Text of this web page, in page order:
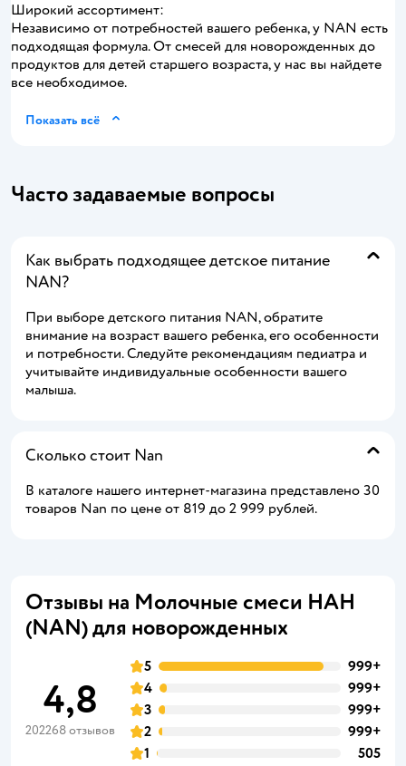
Широкий ассортимент:
Независимо от потребностей вашего ребенка, у NAN есть
подходящая формула. От смесей для новорожденных до
продуктов для детей старшего возраста, у нас вы найдете
все необходимое.
Показать всё
Часто задаваемые вопросы
Как выбрать подходящее детское питание
NAN?
При выборе детского питания NAN, обратите
внимание на возраст вашего ребенка, его особенности
и потребности. Следуйте рекомендациям педиатра и
учитывайте индивидуальные особенности вашего
малыша.
Сколько стоит Nan
В каталоге нашего интернет-магазина представлено 30
товаров Nan по цене от 819 до 2 999 рублей.
Отзывы на Молочные смеси НАН
(NAN) для новорожденных
4,8
202268 отзывов
5
999+
4
999+
3
999+
2
999+
1
505